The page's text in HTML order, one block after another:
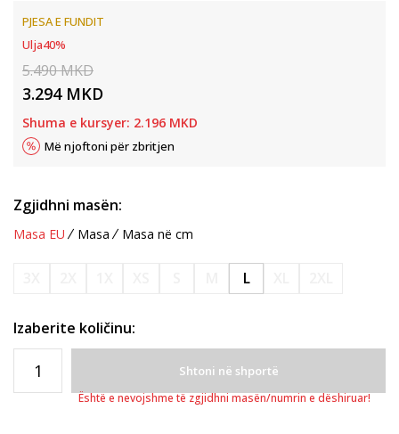
PJESA E FUNDIT
Ulja40%
5.490MKD
3.294 MKD
Shuma e kursyer: 2.196 MKD
Më njoftoni për zbritjen
Zgjidhni masën:
Masa EU Masa Masa në cm
L
Izaberite količinu:
Shtoni në shportë
Është e nevojshme të zgjidhni masën/numrin e dëshiruar!